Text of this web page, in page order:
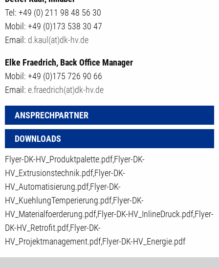
Tel: +49 (0) 211 98 48 56 30
Mobil: +49 (0)173 538 30 47
Email: d.kaul(at)dk-hv.de
Elke Fraedrich, Back Office Manager
Mobil: +49 (0)175 726 90 66
Email: e.fraedrich(at)dk-hv.de
ANSPRECHPARTNER
DOWNLOADS
Flyer-DK-HV_Produktpalette.pdf,Flyer-DK-
HV_Extrusionstechnik.pdf,Flyer-DK-
HV_Automatisierung.pdf,Flyer-DK-
HV_KuehlungTemperierung.pdf,Flyer-DK-
HV_Materialfoerderung.pdf,Flyer-DK-HV_InlineDruck.pdf,Flyer-
DK-HV_Retrofit.pdf,Flyer-DK-
HV_Projektmanagement.pdf,Flyer-DK-HV_Energie.pdf